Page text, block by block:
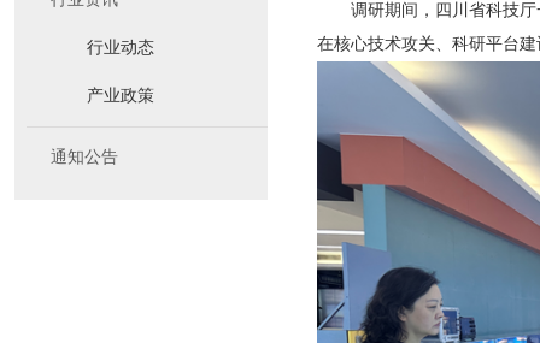
行业动态
产业政策
通知公告
调研期间，四川省科技厅
在核心技术攻关、科研平台